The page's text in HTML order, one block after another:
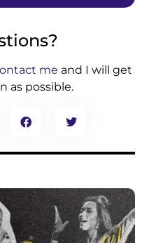
me and I will get
as possible.